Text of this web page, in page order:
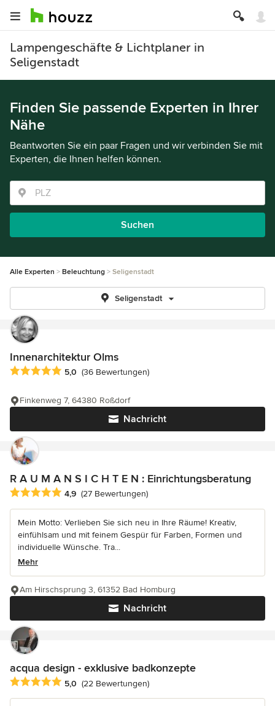
Lampengeschäfte & Lichtplaner in
Seligenstadt
Finden Sie passende Experten in Ihrer
Nähe
Beantworten Sie ein paar Fragen und wir verbinden Sie mit
Experten, die Ihnen helfen können.
Suchen
Alle Experten Beleuchtung Seligenstadt
Seligenstadt
Innenarchitektur Olms
Durchschnittliche Bewertung: 5 von 5 Sternen
5,0 (36 Bewertungen)
Nachricht
Finkenweg 7, 64380 Roßdorf
R A U M A N S I C H T E N : Einrichtungsberatung
Durchschnittliche Bewertung: 4.9 von 5 Sternen
4,9 (27 Bewertungen)
Mein Motto: Verlieben Sie sich neu in Ihre Räume! Kreativ,
einfühlsam und mit feinem Gespür für Farben, Formen und
individuelle Wünsche. Tra...
Mehr
Nachricht
Am Hirschsprung 3, 61352 Bad Homburg
acqua design - exklusive badkonzepte
Durchschnittliche Bewertung: 5 von 5 Sternen
5,0 (22 Bewertungen)